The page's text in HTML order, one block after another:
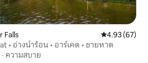
Falls คะแนนเฉลี่ย
4.93 (67)
• อ่างน้ำร้อน • อาร์เคด • ชายหาด
· ความสบาย